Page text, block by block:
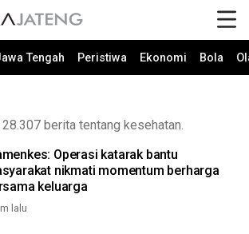
Tengah Peristiwa Ekonomi Bola
berita tentang kesehatan.
Operasi katarak bantu
nikmati momentum berharga
keluarga
lalu